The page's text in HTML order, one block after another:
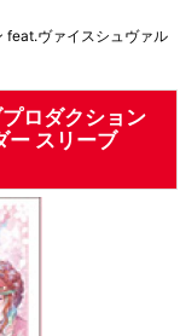
feat.ヴァイスシュヴァル
ロダクション
ー スリーブ